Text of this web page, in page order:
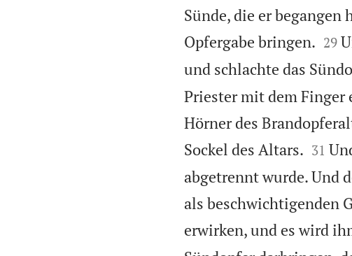
Sünde, die er
Opfergabe bringen.
29
und schlachte das
Priester mit dem Finger
Hörner des
Sockel des Altars.
31
abgetrennt wurde. Und
als beschwichtigenden
erwirken, und es wird